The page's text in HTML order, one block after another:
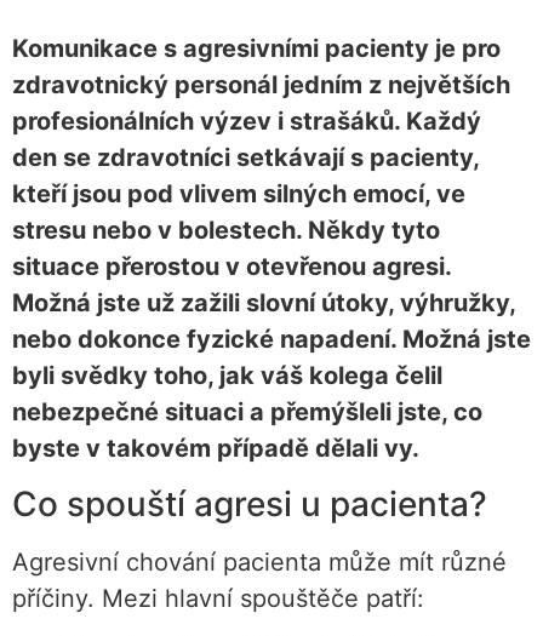
Komunikace s agresivními pacienty je pro
zdravotnický personál jedním z největších
profesionálních výzev i strašáků. Každý
den se zdravotníci setkávají s pacienty,
kteří jsou pod vlivem silných emocí, ve
stresu nebo v bolestech. Někdy tyto
situace přerostou v otevřenou agresi.
Možná jste už zažili slovní útoky, výhružky,
nebo dokonce fyzické napadení. Možná jste
byli svědky toho, jak váš kolega čelil
nebezpečné situaci a přemýšleli jste, co
byste v takovém případě dělali vy.
Co spouští agresi u pacienta?
Agresivní chování pacienta může mít různé
příčiny. Mezi hlavní spouštěče patří: